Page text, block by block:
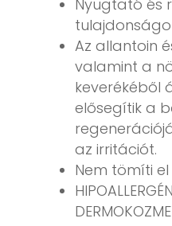
Nyugtató és
Az allantoin
valamint a
keverékéből
elősegítik a
az irritációt.
Nem tömíti
HIPOALLERGÉN